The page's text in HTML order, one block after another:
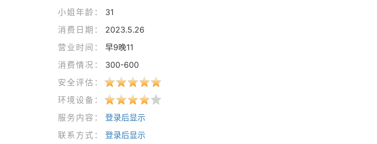
小姐年龄：
31
消费日期：
2023.5.26
营业时间：
早9晚11
消费情况：
300-600
安全评估：
环境设备：
服务内容：
登录后显示
联系方式：
登录后显示